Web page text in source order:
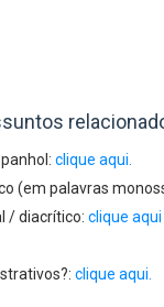
clique aqui.
(em palavras
/ diacrítico: clique aqui
clique aqui.